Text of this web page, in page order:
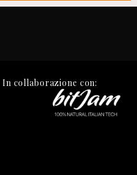
In collaborazione con: